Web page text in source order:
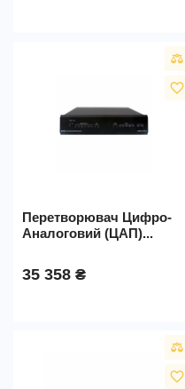
favorite_border
Перетворювач Цифро-
Аналоговий (ЦАП)...
35 358 ₴
favorite_border